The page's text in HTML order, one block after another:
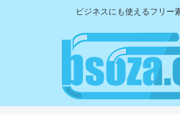
ビジネスにも使えるフリー